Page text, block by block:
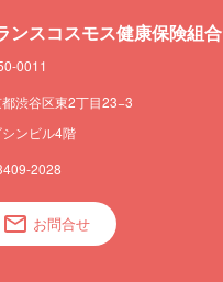
ンスコスモス健康保険組合
0011
渋谷区東2丁目23−3
ンビル4階
2028
お問合せ